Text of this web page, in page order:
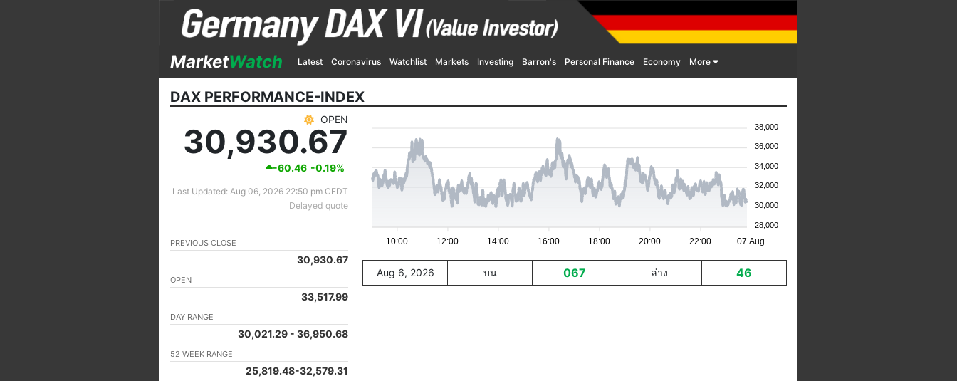
MarketWatch Latest Coronavirus Watchlist Markets Investing Barron's Personal Finance Economy More
DAX PERFORMANCE-INDEX
OPEN
30,930.67
-60.46 -0.19%
Last Updated: Aug 06, 2026 22:50 pm CEDT
Delayed quote
PREVIOUS CLOSE
30,930.67
OPEN
33,517.99
DAY RANGE
30,021.29 - 36,950.68
52 WEEK RANGE
25,819.48-32,579.31
38,000
36,000
34,000
32,000
30,000
28,000
10:00 12:00 14:00 16:00 18:00 20:00 22:00 07 Aug
Aug 6, 2026 บน 067 ล่าง 46